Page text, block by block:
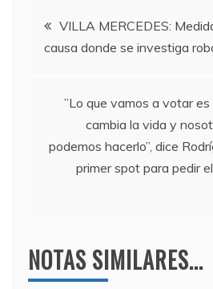
b
o
k
a
m
A
p
Navegación
de
entradas
VILLA MERCEDES:
causa donde se investiga
”Lo que vamos a votar
cambia la vida y
podemos hacerlo”, dice
primer spot para pedir
NOTAS SIMILARES...